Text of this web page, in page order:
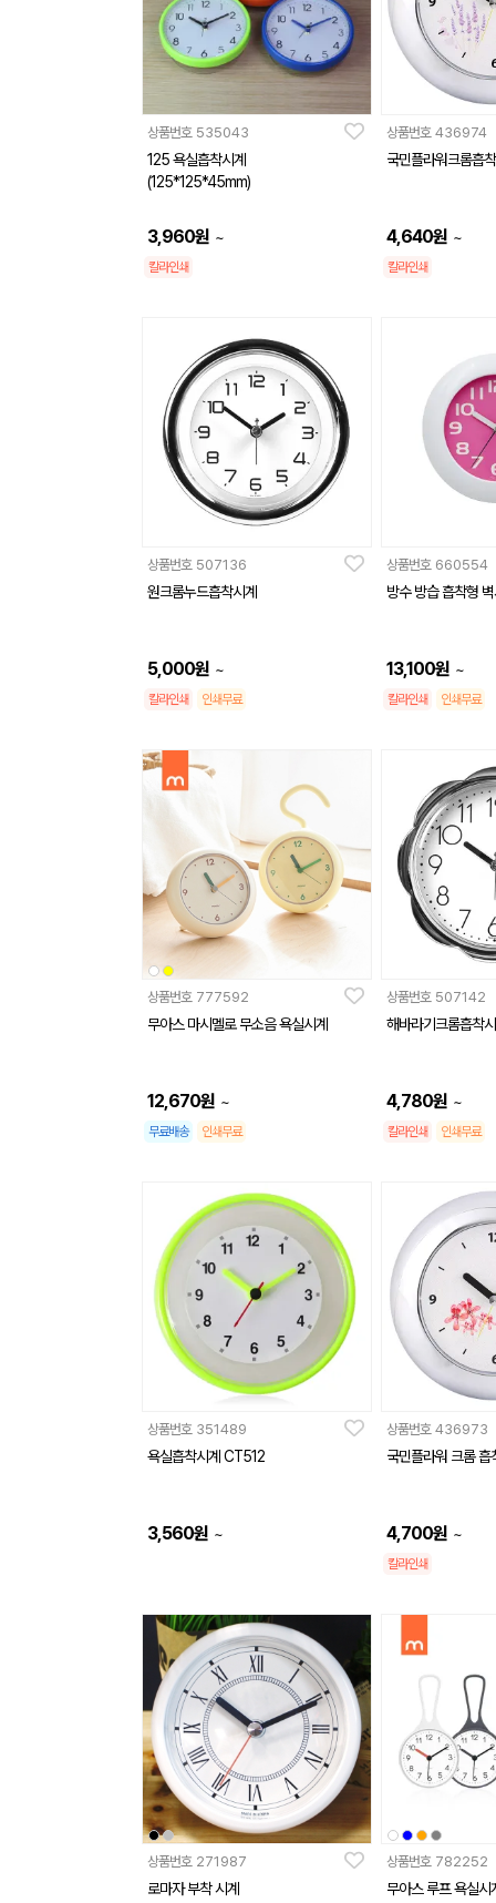
상품번호 535043
125 욕실흡착시계
(125*125*45mm)
3,960원 ~
칼라인쇄
상품번호 436974
국민플라워크롬흡
4,640원 ~
칼라인쇄
상품번호 507136
원크롬누드흡착시계
5,000원 ~
칼라인쇄 인쇄무료
상품번호 660554
방수 방습 흡착형
13,100원 ~
칼라인쇄 인쇄무료
상품번호 777592
무아스 마시멜로 무소음 욕실시계
12,670원 ~
무료배송 인쇄무료
상품번호 507142
해바라기크롬흡착
4,780원 ~
칼라인쇄 인쇄무료
상품번호 351489
욕실흡착시계 CT512
3,560원 ~
상품번호 436973
국민플라워 크롬
4,700원 ~
칼라인쇄
상품번호 271987
로마자 부착 시계
상품번호 782252
무아스 루프 욕실시